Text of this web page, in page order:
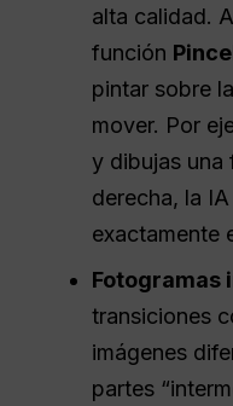
alta calidad.
función
pintar sobre
mover. Por
y dibujas una
derecha, la
exactamente
Fotogramas
transiciones
imágenes
partes